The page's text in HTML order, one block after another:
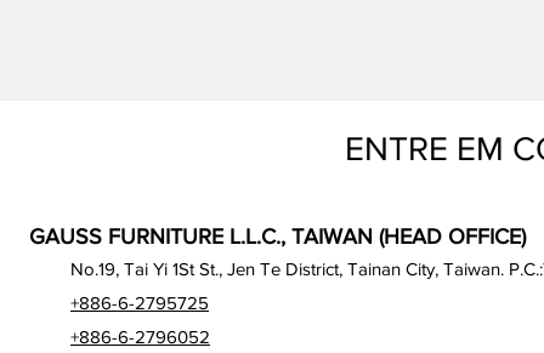
ENTRE EM
GAUSS FURNITURE L.L.C., TAIWAN (HEAD OFFICE)
No.19, Tai Yi 1St St., Jen Te District, Tainan City, Taiwan.
+886-6-2795725
+886-6-2796052